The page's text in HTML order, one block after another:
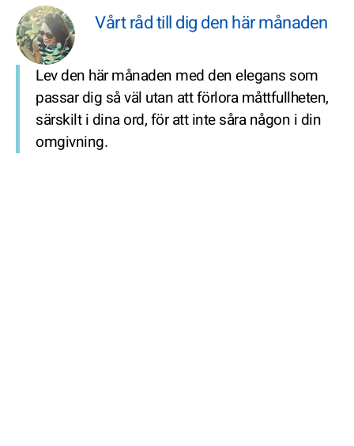
Vårt råd till dig den här månaden
Lev den här månaden med den elegans som
passar dig så väl utan att förlora måttfullheten,
särskilt i dina ord, för att inte såra någon i din
omgivning.